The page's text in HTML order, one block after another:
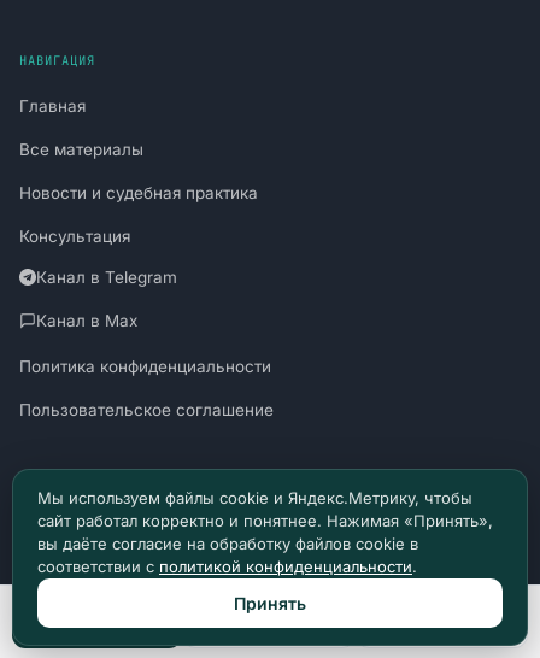
НАВИГАЦИЯ
Главная
Все материалы
Новости и судебная практика
Консультация
Канал в Telegram
Канал в Max
Политика конфиденциальности
Пользовательское соглашение
Материалы сайта носят информационный характер и не являются
юридической консультацией. © 2026 Право Доступно.
SUDZAKON.RU
Оператор персональных данных: ООО «ЯЛАНЖИ И ПАРТНЕРЫ»
ИНН 9717182760 · ОГРН 1257700370641
129085, г. Москва, проезд Ольминского, д. 4, помещ. 8н
Мы используем файлы cookie и Яндекс.Метрику, чтобы
сайт работал корректно и понятнее. Нажимая «Принять»,
вы даёте согласие на обработку файлов cookie в
соответствии с политикой конфиденциальности.
Принять